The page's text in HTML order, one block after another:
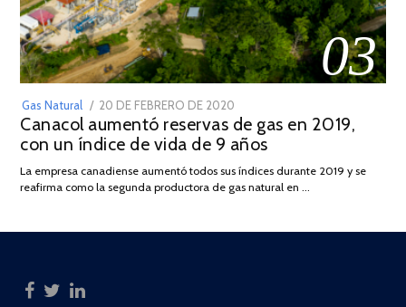
03
Gas Natural
POSTED
ON
20 DE FEBRERO DE 2020
DE
JULIO
2025
Canacol aumentó reservas de gas en 2019,
con un índice de vida de 9 años
La empresa canadiense aumentó todos sus índices durante 2019 y se
reafirma como la segunda productora de gas natural en …